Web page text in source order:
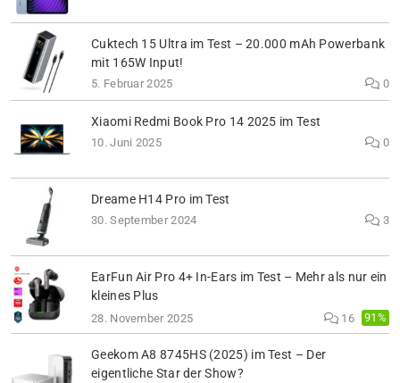
Cuktech 15 Ultra im Test – 20.000 mAh Powerbank
mit 165W Input!
5. Februar 2025 0
Xiaomi Redmi Book Pro 14 2025 im Test
10. Juni 2025 0
Dreame H14 Pro im Test
30. September 2024 3
EarFun Air Pro 4+ In-Ears im Test – Mehr als nur ein
kleines Plus
28. November 2025 16 91%
Geekom A8 8745HS (2025) im Test – Der
eigentliche Star der Show?